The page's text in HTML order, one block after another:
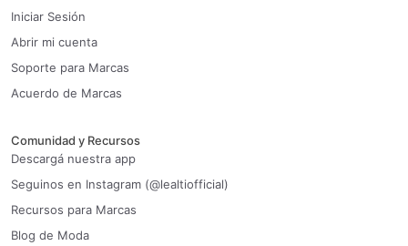
Iniciar Sesión
Abrir mi cuenta
Soporte para Marcas
Acuerdo de Marcas
Comunidad y Recursos
Descargá nuestra app
Seguinos en Instagram (@lealtiofficial)
Recursos para Marcas
Blog de Moda